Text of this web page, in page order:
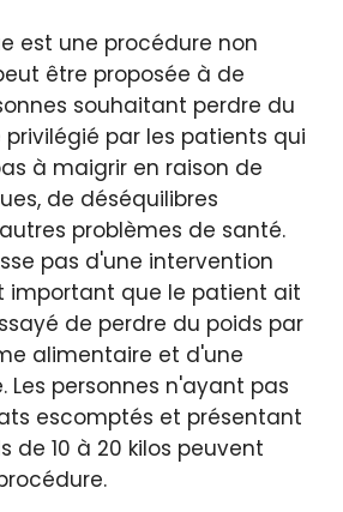
est une procédure non
être proposée à de
souhaitant perdre du
privilégié par les patients qui
à maigrir en raison de
de déséquilibres
problèmes de santé.
pas d'une intervention
important que le patient ait
de perdre du poids par
alimentaire et d'une
Les personnes n'ayant pas
escomptés et présentant
de 10 à 20 kilos peuvent